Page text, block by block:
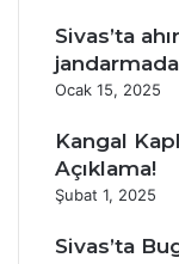
Sivas’ta
Ocak 15, 2025
Kangal
Açıklama!
Şubat 1, 2025
Sivas’ta